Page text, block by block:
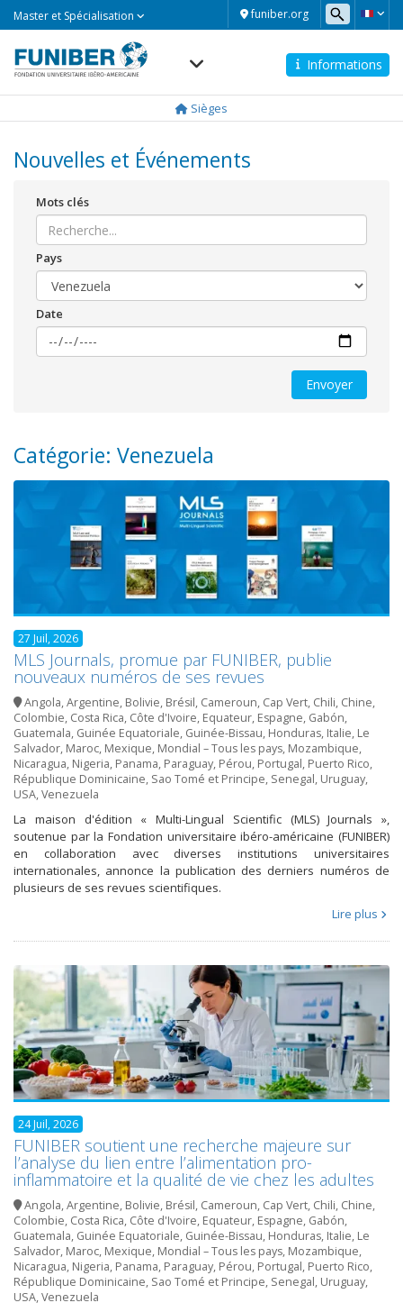
funiber.org
Master et Spécialisation
Informations
Sièges
Nouvelles et Événements
Mots clés
Pays
Date
Catégorie: Venezuela
27 Juil, 2026
MLS Journals, promue par FUNIBER, publie
nouveaux numéros de ses revues
Angola,Argentine, Bolivie, Brésil, Cameroun, Cap Vert, Chili, Chine,
Colombie, Costa Rica, Côte d'Ivoire, Equateur, Espagne, Gabón,
Guatemala, Guinée Equatoriale, Guinée-Bissau, Honduras, Italie, Le
Salvador, Maroc, Mexique, Mondial – Tous les pays, Mozambique,
Nicaragua, Nigeria, Panama, Paraguay, Pérou, Portugal, Puerto Rico,
République Dominicaine, Sao Tomé et Principe, Senegal, Uruguay,
USA,Venezuela
La maison d'édition « Multi-Lingual Scientific (MLS) Journals »,
soutenue par la Fondation universitaire ibéro-américaine (FUNIBER)
en collaboration avec diverses institutions universitaires
internationales, annonce la publication des derniers numéros de
plusieurs de ses revues scientifiques.
Lire plus
24 Juil, 2026
FUNIBER soutient une recherche majeure sur
l’analyse du lien entre l’alimentation pro-
inflammatoire et la qualité de vie chez les adultes
Angola,Argentine, Bolivie, Brésil, Cameroun, Cap Vert, Chili, Chine,
Colombie, Costa Rica, Côte d'Ivoire, Equateur, Espagne, Gabón,
Guatemala, Guinée Equatoriale, Guinée-Bissau, Honduras, Italie, Le
Salvador, Maroc, Mexique, Mondial – Tous les pays, Mozambique,
Nicaragua, Nigeria, Panama, Paraguay, Pérou, Portugal, Puerto Rico,
République Dominicaine, Sao Tomé et Principe, Senegal, Uruguay,
USA,Venezuela